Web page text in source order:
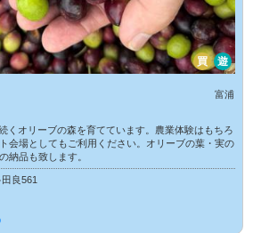
買 遊
富浦
くオリーブの森を育てています。農業体験はもちろ
会場としてもご利用ください。オリーブの葉・実の
納品も致します。
良561